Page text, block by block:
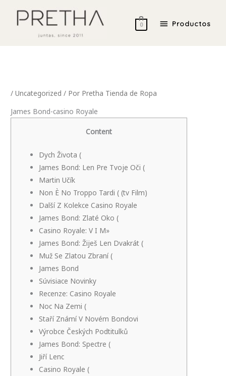
Productos
0
/Uncategorized / Por Pretha Tienda de Ropa
James Bond-casino Royale
Content
Dych Života (
James Bond: Len Pre Tvoje Oči (
Martin Učík
Non È No Troppo Tardi ( (tv Film)
Další Z Kolekce Casino Royale
James Bond: Zlaté Oko (
Casino Royale: V I M»
James Bond: Žiješ Len Dvakrát (
Muž Se Zlatou Zbraní (
James Bond
Súvisiace Novinky
Recenze: Casino Royale
Noc Na Zemi (
Staří Známí V Novém Bondovi
Výrobce Českých Podtitulků
James Bond: Spectre (
Jiří Lenc
Casino Royale (